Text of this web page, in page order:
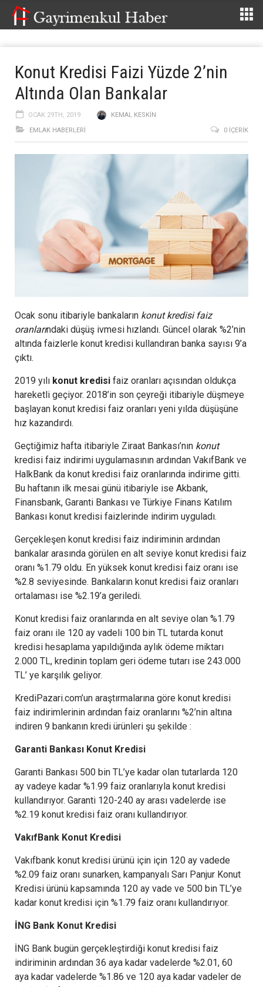
Konut Kredisi Faizi Yüzde 2’nin
Altında Olan Bankalar
OCAK 29TH, 2019
KEMAL KESKIN
EMLAK HABERLERI
0 İÇERIK
Ocak sonu itibariyle bankaların konut kredisi faiz
oranlarındaki düşüş ivmesi hızlandı. Güncel olarak %2’nin
altında faizlerle konut kredisi kullandıran banka sayısı 9’a
çıktı.
2019 yılı konut kredisi faiz oranları açısından oldukça
hareketli geçiyor. 2018’in son çeyreği itibariyle düşmeye
başlayan konut kredisi faiz oranları yeni yılda düşüşüne
hız kazandırdı.
Geçtiğimiz hafta itibariyle Ziraat Bankası’nın konut
kredisi faiz indirimi uygulamasının ardından VakıfBank ve
HalkBank da konut kredisi faiz oranlarında indirime gitti.
Bu haftanın ilk mesai günü itibariyle ise Akbank,
Finansbank, Garanti Bankası ve Türkiye Finans Katılım
Bankası konut kredisi faizlerinde indirim uyguladı.
Gerçekleşen konut kredisi faiz indiriminin ardından
bankalar arasında görülen en alt seviye konut kredisi faiz
oranı %1.79 oldu. En yüksek konut kredisi faiz oranı ise
%2.8 seviyesinde. Bankaların konut kredisi faiz oranları
ortalaması ise %2.19’a geriledi.
Konut kredisi faiz oranlarında en alt seviye olan %1.79
faiz oranı ile 120 ay vadeli 100 bin TL tutarda konut
kredisi hesaplama yapıldığında aylık ödeme miktarı
2.000 TL, kredinin toplam geri ödeme tutarı ise 243.000
TL’ ye karşılık geliyor.
KrediPazari.com’un araştırmalarına göre konut kredisi
faiz indirimlerinin ardından faiz oranlarını %2’nin altına
indiren 9 bankanın kredi ürünleri şu şekilde :
Garanti Bankası Konut Kredisi
Garanti Bankası 500 bin TL’ye kadar olan tutarlarda 120
ay vadeye kadar %1.99 faiz oranlarıyla konut kredisi
kullandırıyor. Garanti 120-240 ay arası vadelerde ise
%2.19 konut kredisi faiz oranı kullandırıyor.
VakıfBank Konut Kredisi
Vakıfbank konut kredisi ürünü için için 120 ay vadede
%2.09 faiz oranı sunarken, kampanyalı Sarı Panjur Konut
Kredisi ürünü kapsamında 120 ay vade ve 500 bin TL’ye
kadar konut kredisi için %1.79 faiz oranı kullandırıyor.
İNG Bank Konut Kredisi
İNG Bank bugün gerçekleştirdiği konut kredisi faiz
indiriminin ardından 36 aya kadar vadelerde %2.01, 60
aya kadar vadelerde %1.86 ve 120 aya kadar vadeler de